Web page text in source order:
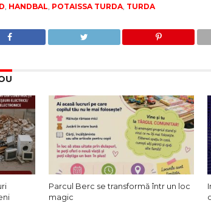
, HANDBAL, POTAISSA TURDA, TURDA
Parcul Berc se transformă într un loc
magic